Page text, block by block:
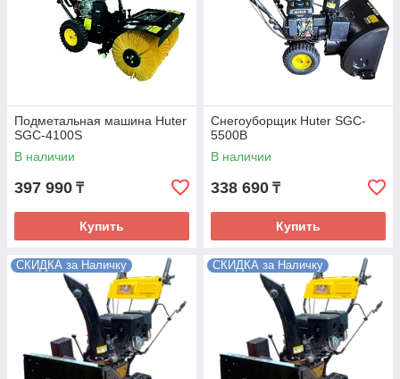
Подметальная машина Huter
SGC-4100S
В наличии
397 990 ₸
Купить
Снегоуборщик Huter SGC-
5500В
В наличии
338 690 ₸
Купить
СКИДКА за Наличку СКИДКА за Наличку